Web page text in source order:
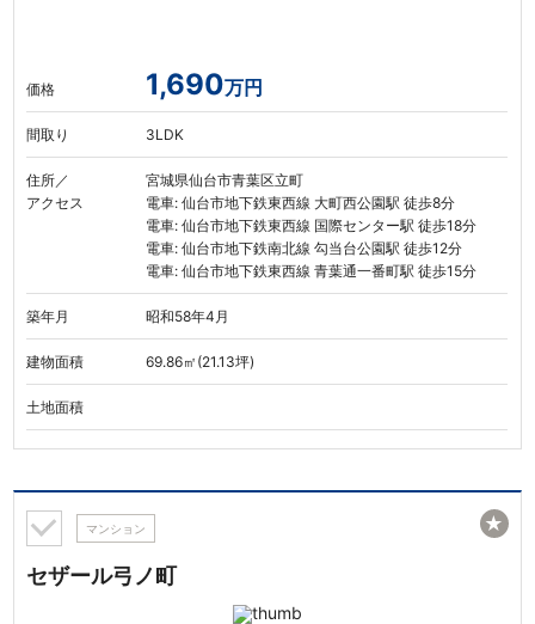
価格 1,690万円
間取り 3LDK
住所／
アクセス
宮城県仙台市青葉区立町
電車: 仙台市地下鉄東西線 大町西公園駅 徒歩8分
電車: 仙台市地下鉄東西線 国際センター駅 徒歩18分
電車: 仙台市地下鉄南北線 勾当台公園駅 徒歩12分
電車: 仙台市地下鉄東西線 青葉通一番町駅 徒歩15分
築年月 昭和58年4月
建物面積 69.86㎡(21.13坪)
土地面積
マンション
セザール弓ノ町
★